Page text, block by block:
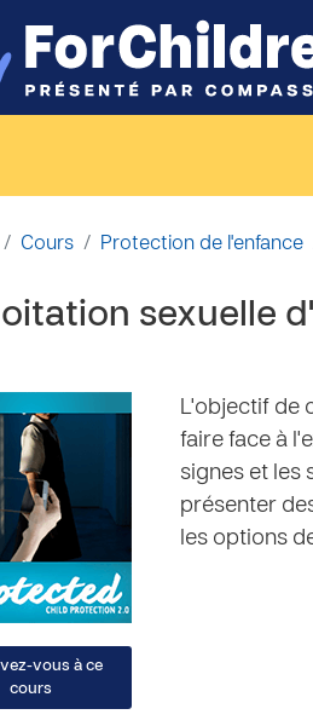
Cours Protection de l'enfance
sexuelle
L'objectif de
faire face à
signes et les
présenter
les options